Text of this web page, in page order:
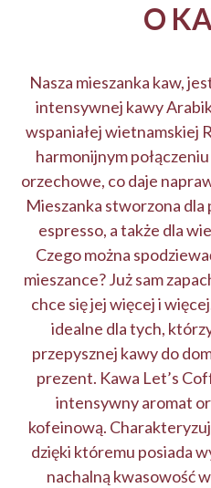
O
Nasza mieszanka kaw,
intensywnej kawy
wspaniałej wietnamskiej
harmonijnym
orzechowe, co daje
Mieszanka stworzona
espresso, a także dla
Czego można
mieszance? Już sam
chce się jej więcej i
idealne dla tych,
przepysznej kawy do
prezent. Kawa Let’s
intensywny aromat
kofeinową.
dzięki któremu posiada
nachalną kwasowość